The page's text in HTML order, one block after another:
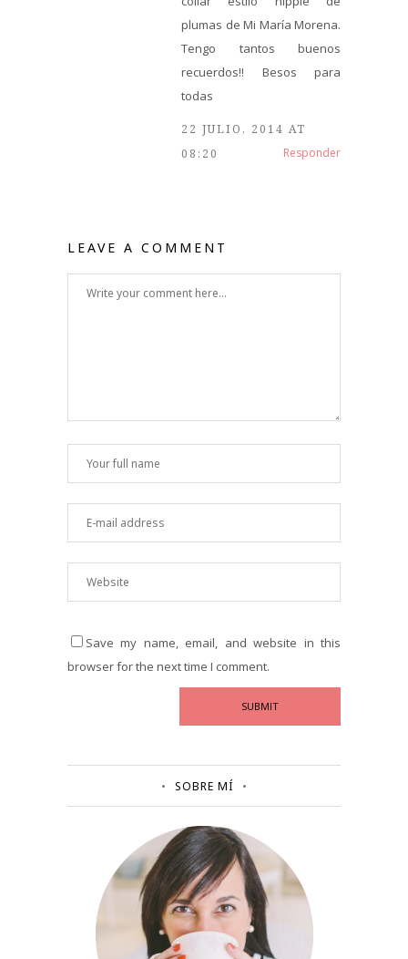
plumas de Mi María Morena.
Tengo tantos buenos
recuerdos!! Besos para
todas
22 JULIO, 2014 AT
08:20
Responder
LEAVE A COMMENT
Save my name, email, and website in this
browser for the next time I comment.
SOBRE MÍ